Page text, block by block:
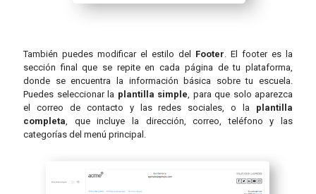
También puedes modificar el estilo del Footer . El footer es la
sección final que se repite en cada página de tu plataforma,
donde se encuentra la información básica sobre tu escuela.
Puedes seleccionar la plantilla simple , para que solo aparezca
el correo de contacto y las redes sociales, o la plantilla
completa , que incluye la dirección, correo, teléfono y las
categorías del menú principal.